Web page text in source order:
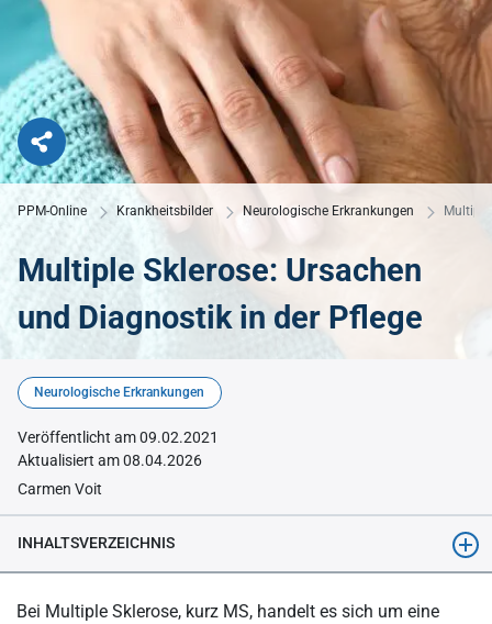
PPM-Online Krankheitsbilder Neurologische Erkrankungen
Multiple Sklerose: Ursachen
und Diagnostik in der Pflege
© AdobeStock_280820527
Neurologische Erkrankungen
Veröffentlicht am 09.02.2021
Aktualisiert am 08.04.2026
Carmen Voit
INHALTSVERZEICHNIS
Bei Multiple Sklerose, kurz MS, handelt es sich um eine